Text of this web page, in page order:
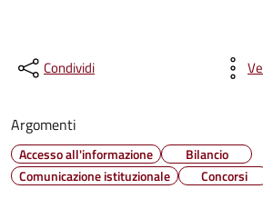
Condividi
Argomenti
Accesso all'informazione
Bilancio
Comunicazione istituzionale
Concorsi